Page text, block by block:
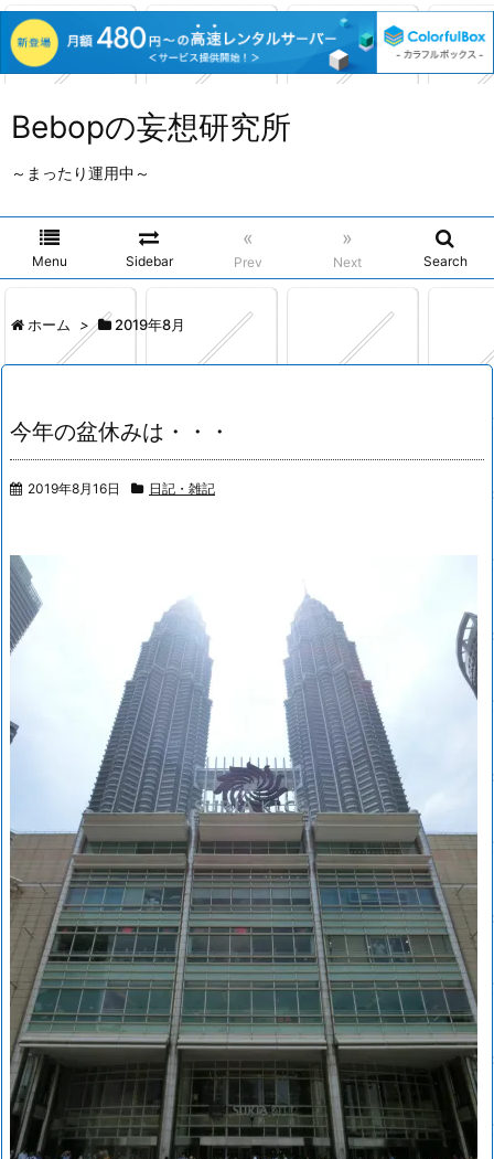
Bebopの妄想研究所
～まったり運用中～
Menu Sidebar
«
Prev
»
Next Search
ホーム > 2019年8月
今年の盆休みは・・・
2019年8月16日 日記・雑記